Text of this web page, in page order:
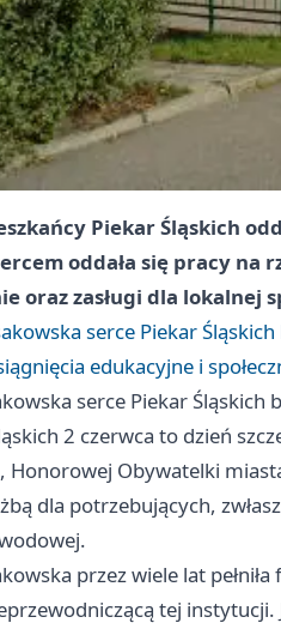
Piekar Śląskich
oddała się pracy na
oraz zasługi dla lokalnej
serce Piekar
edukacyjne i
serce Piekar Śląskich
2 czerwca to dzień
Honorowej Obywatelki
dla potrzebujących,
przez wiele lat
tej